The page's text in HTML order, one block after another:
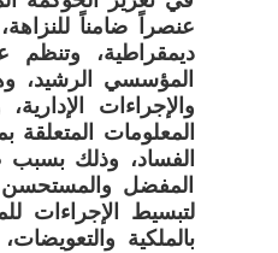
عنصراً ضامناً
ديمقراطية،
المؤسسي الرشيد،
والإجراءات
المعلومات المتعلقة
الفساد، وذلك بسبب
المفضل والمستحسن
لتبسيط الإجراءات
بالملكية